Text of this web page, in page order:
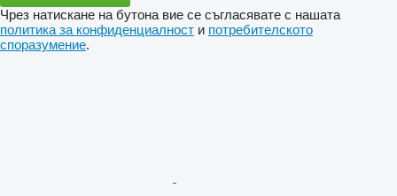
Чрез натискане на бутона вие се съгласявате с нашата
политика за конфиденциалност и потребителското
споразумение.